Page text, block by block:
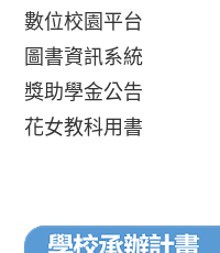
數位校園平台
圖書資訊系統
獎助學金公告
花女教科用書